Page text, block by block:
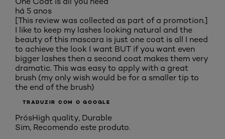
há 5 anos
[This review was collected as part of a promotion.]
I like to keep my lashes looking natural and the
beauty of this mascara is just one coat is all I need
to achieve the look I want BUT if you want even
bigger lashes then a second coat makes them very
dramatic. This was easy to apply with a great
brush (my only wish would be for a smaller tip to
the end of the brush)
TRADUZIR COM O GOOGLE
PrósHigh quality, Durable
Sim, Recomendo este produto.